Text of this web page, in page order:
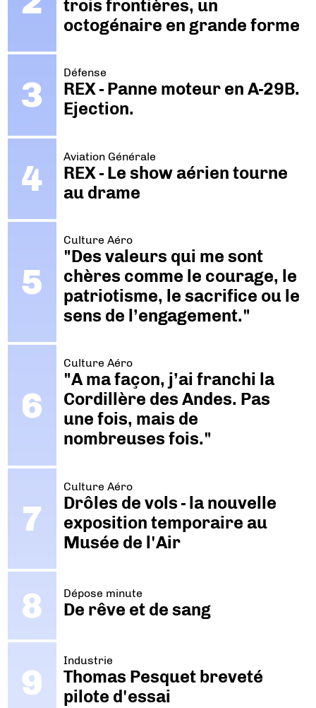
trois frontières, un
octogénaire en grande forme
Défense
REX - Panne moteur en A-29B.
Ejection.
Aviation Générale
REX - Le show aérien tourne
au drame
Culture Aéro
"Des valeurs qui me sont
chères comme le courage, le
patriotisme, le sacrifice ou le
sens de l’engagement."
Culture Aéro
"A ma façon, j’ai franchi la
Cordillère des Andes. Pas
une fois, mais de
nombreuses fois."
Culture Aéro
Drôles de vols - la nouvelle
exposition temporaire au
Musée de l'Air
Dépose minute
De rêve et de sang
Industrie
Thomas Pesquet breveté
pilote d'essai